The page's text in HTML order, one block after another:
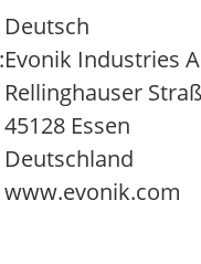
Deutsch
Evonik Industries
Rellinghauser
45128 Essen
Deutschland
www.evonik.com